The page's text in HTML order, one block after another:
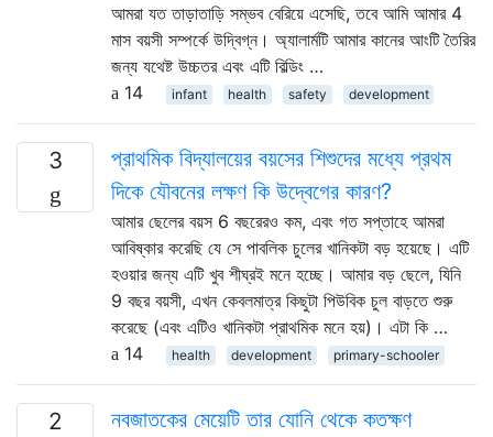
আমরা যত তাড়াতাড়ি সম্ভব বেরিয়ে এসেছি, তবে আমি আমার 4
মাস বয়সী সম্পর্কে উদ্বিগ্ন। অ্যালার্মটি আমার কানের আংটি তৈরির
জন্য যথেষ্ট উচ্চতর এবং এটি বিল্ডিং …
14
infant health safety development
3
প্রাথমিক বিদ্যালয়ের বয়সের শিশুদের মধ্যে প্রথম
দিকে যৌবনের লক্ষণ কি উদ্বেগের কারণ?
আমার ছেলের বয়স 6 বছরেরও কম, এবং গত সপ্তাহে আমরা
আবিষ্কার করেছি যে সে পাবলিক চুলের খানিকটা বড় হয়েছে। এটি
হওয়ার জন্য এটি খুব শীঘ্রই মনে হচ্ছে। আমার বড় ছেলে, যিনি
9 বছর বয়সী, এখন কেবলমাত্র কিছুটা পিউবিক চুল বাড়তে শুরু
করেছে (এবং এটিও খানিকটা প্রাথমিক মনে হয়)। এটা কি …
14
health development primary-schooler
2
নবজাতকের মেয়েটি তার যোনি থেকে কতক্ষণ